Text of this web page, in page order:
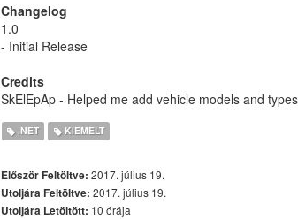
Changelog
1.0
- Initial Release
Credits
SkElEpAp - Helped me add vehicle models and
.NET KIEMELT
Először Feltöltve: 2017. július 19.
Utoljára Feltöltve: 2017. július 19.
Utoljára Letöltött: 10 órája